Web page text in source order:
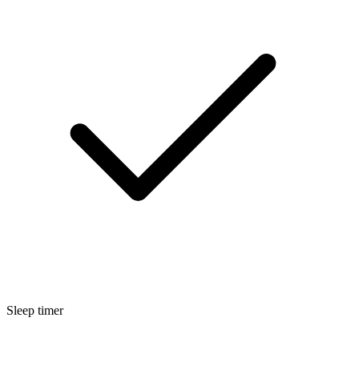
Sleep timer